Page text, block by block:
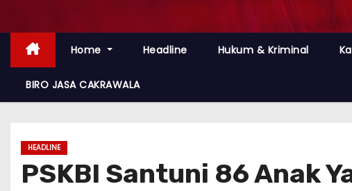
Home Headline Hukum & Kriminal
BIRO JASA CAKRAWALA
HEADLINE
PSKBI Santuni 86 Anak